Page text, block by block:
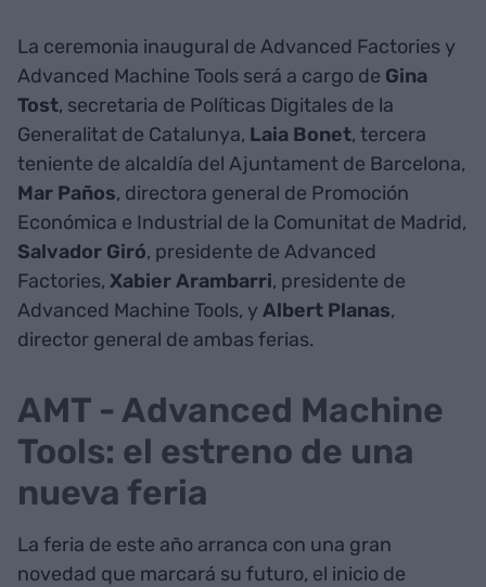
La ceremonia inaugural de Advanced Factories y
Advanced Machine Tools será a cargo de Gina
Tost, secretaria de Políticas Digitales de la
Generalitat de Catalunya, Laia Bonet, tercera
teniente de alcaldía del Ajuntament de Barcelona,
Mar Paños, directora general de Promoción
Económica e Industrial de la Comunitat de Madrid,
Salvador Giró, presidente de Advanced
Factories, Xabier Arambarri, presidente de
Advanced Machine Tools, y Albert Planas,
director general de ambas ferias.
AMT - Advanced Machine
Tools: el estreno de una
nueva feria
La feria de este año arranca con una gran
novedad que marcará su futuro, el inicio de